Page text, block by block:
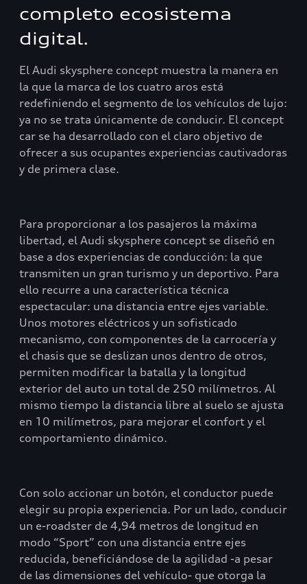
completo ecosistema
digital.
El Audi skysphere concept muestra la manera en
la que la marca de los cuatro aros está
redefiniendo el segmento de los vehículos de lujo:
ya no se trata únicamente de conducir. El concept
car se ha desarrollado con el claro objetivo de
ofrecer a sus ocupantes experiencias cautivadoras
y de primera clase.
Para proporcionar a los pasajeros la máxima
libertad, el Audi skysphere concept se diseñó en
base a dos experiencias de conducción: la que
transmiten un gran turismo y un deportivo. Para
ello recurre a una característica técnica
espectacular: una distancia entre ejes variable.
Unos motores eléctricos y un sofisticado
mecanismo, con componentes de la carrocería y
el chasis que se deslizan unos dentro de otros,
permiten modificar la batalla y la longitud
exterior del auto un total de 250 milímetros. Al
mismo tiempo la distancia libre al suelo se ajusta
en 10 milímetros, para mejorar el confort y el
comportamiento dinámico.
Con solo accionar un botón, el conductor puede
elegir su propia experiencia. Por un lado, conducir
un e-roadster de 4,94 metros de longitud en
modo “Sport” con una distancia entre ejes
reducida, beneficiándose de la agilidad -a pesar
de las dimensiones del vehículo- que otorga la